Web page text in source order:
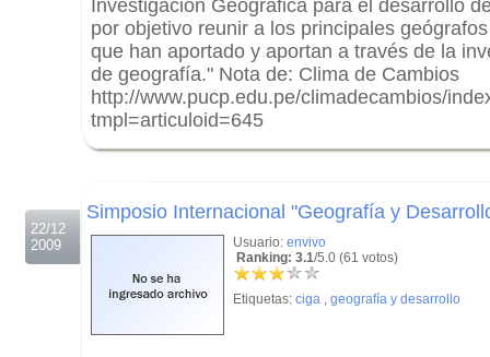
Investigación Geográfica para el desarrollo
por objetivo reunir a los principales
que han aportado y aportan a través de la
de geografía." Nota de: Clima de Cambios
http://www.pucp.edu.pe/climadecambios/
tmpl=articuloid=645
22/12
2009
Simposio Internacional "Geografía y
Usuario: envivo
Ranking: 3.1/5.0 (61 votos)
Etiquetas: ciga , geografía y desarrollo